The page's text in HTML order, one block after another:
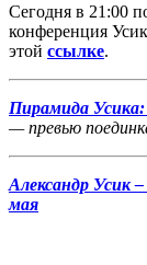
Сегодня в 21:00
конференция
этой ссылке.
Пирамида Усика:
— превью
Александр Усик
мая